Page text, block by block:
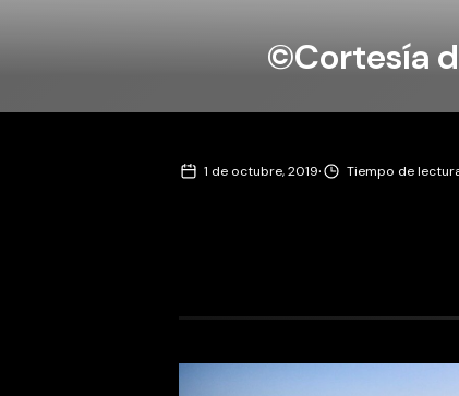
©Cortesía
1 de octubre, 2019· Tiempo de